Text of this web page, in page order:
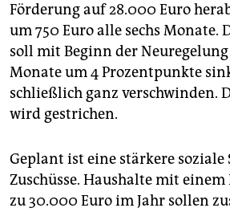
Förderung auf 28.000 Euro
um 750 Euro alle sechs Monate.
soll mit Beginn der Neuregelung
Monate um 4 Prozentpunkte
schließlich ganz verschwinden.
wird gestrichen.
Geplant ist eine stärkere
Zuschüsse. Haushalte mit
zu 30.000 Euro im Jahr sollen